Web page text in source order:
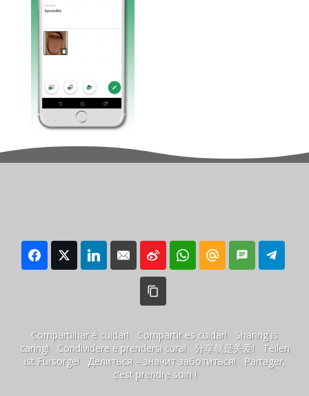
Compartilhar é cuidar! Compartir es cuidar! Sharing is
caring! Condividere è prendersi cura! 分享就是关爱! Teilen
ist Fürsorge! Делиться – значит заботиться! Partager,
c’est prendre soin !